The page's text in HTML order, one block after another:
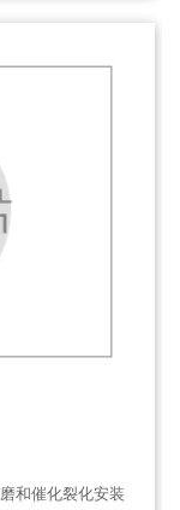
和催化裂化安装